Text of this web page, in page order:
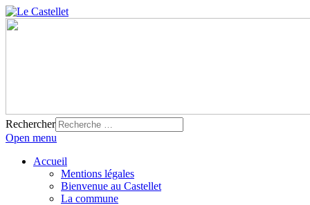
Rechercher
Open menu
Accueil
Mentions légales
Bienvenue au Castellet
La commune